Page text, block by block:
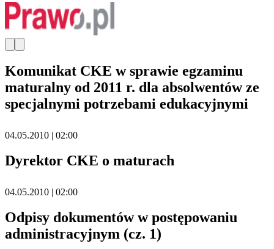
Komunikat CKE w sprawie egzaminu
maturalny od 2011 r. dla absolwentów ze
specjalnymi potrzebami edukacyjnymi
04.05.2010 | 02:00
Dyrektor CKE o maturach
04.05.2010 | 02:00
Odpisy dokumentów w postępowaniu
administracyjnym (cz. 1)